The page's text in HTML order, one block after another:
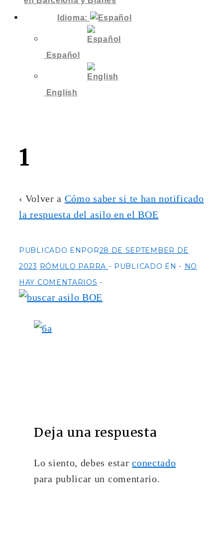
Idioma:
Español
English
1
‹ Volver a Cómo saber si te han notificado
la respuesta del asilo en el BOE
PUBLICADO ENPOR28 DE SEPTEMBER DE
2023 RÓMULO PARRA PUBLICADO EN
NO
HAY COMENTARIOS
Deja una respuesta
Lo siento, debes estarconectado
para publicar un comentario.